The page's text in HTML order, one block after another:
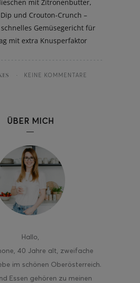
mit Zitronenbutter,
und Crouton-Crunch –
Gemüsegericht für
mit extra Knusperfaktor
KEINE KOMMENTARE
ÜBER MICH
Hallo,
40 Jahre alt, zweifache
im schönen Oberösterreich.
Essen gehören zu meinen